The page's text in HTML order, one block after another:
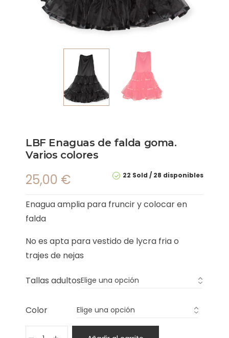
LBF Enaguas de falda goma.
Varios colores
22 Sold 28 disponibles
25,00 €
Enagua amplia para fruncir y colocar en
falda
No es apta para vestido de lycra fria o
trajes de nejas
Tallas adultos
Color